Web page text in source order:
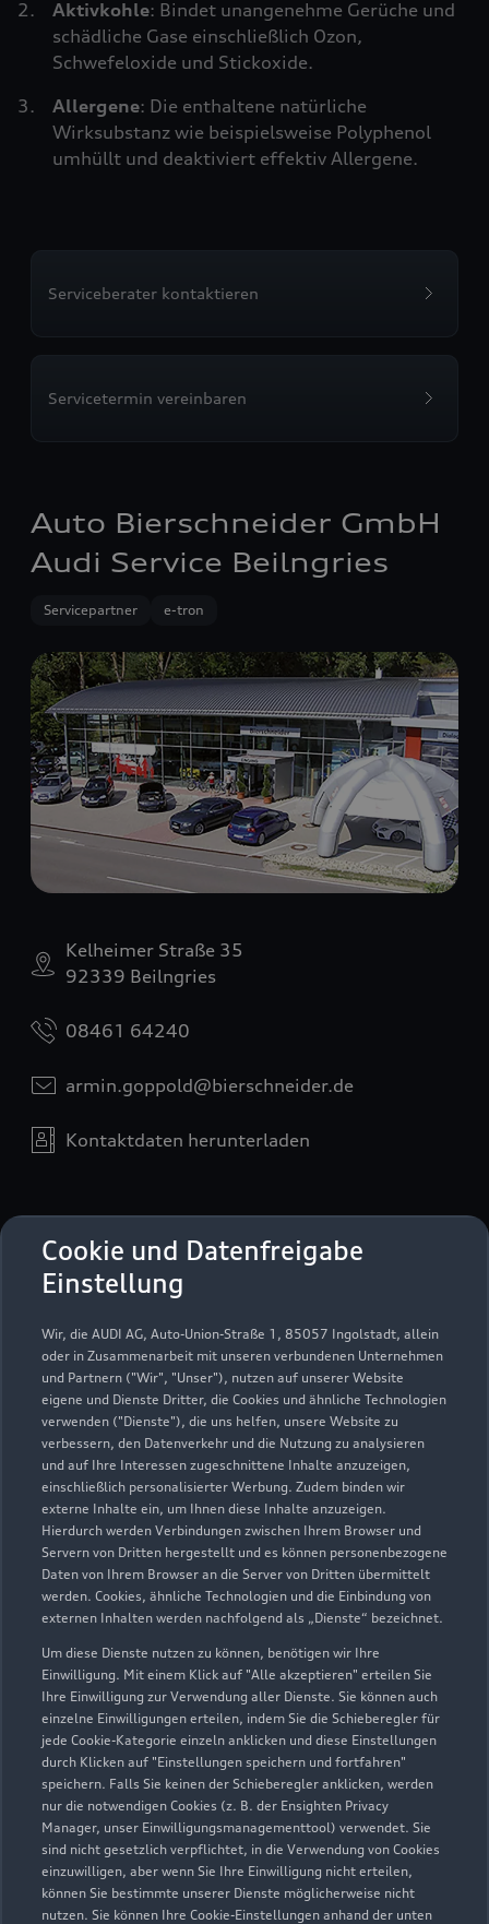
Cookie und Datenfreigabe
Einstellung
Wir, die AUDI AG, Auto-Union-Straße 1, 85057 Ingolstadt, allein
oder in Zusammenarbeit mit unseren verbundenen Unternehmen
und Partnern ("Wir", "Unser"), nutzen auf unserer Website
eigene und Dienste Dritter, die Cookies und ähnliche Technologien
verwenden ("Dienste"), die uns helfen, unsere Website zu
verbessern, den Datenverkehr und die Nutzung zu analysieren
und auf Ihre Interessen zugeschnittene Inhalte anzuzeigen,
einschließlich personalisierter Werbung. Zudem binden wir
externe Inhalte ein, um Ihnen diese Inhalte anzuzeigen.
Hierdurch werden Verbindungen zwischen Ihrem Browser und
Servern von Dritten hergestellt und es können personenbezogene
Daten von Ihrem Browser an die Server von Dritten übermittelt
werden. Cookies, ähnliche Technologien und die Einbindung von
externen Inhalten werden nachfolgend als „Dienste“ bezeichnet.
Um diese Dienste nutzen zu können, benötigen wir Ihre
Einwilligung. Mit einem Klick auf "Alle akzeptieren" erteilen Sie
Ihre Einwilligung zur Verwendung aller Dienste. Sie können auch
einzelne Einwilligungen erteilen, indem Sie die Schieberegler für
jede Cookie-Kategorie einzeln anklicken und diese Einstellungen
durch Klicken auf "Einstellungen speichern und fortfahren"
speichern. Falls Sie keinen der Schieberegler anklicken, werden
nur die notwendigen Cookies (z. B. der Ensighten Privacy
Manager, unser Einwilligungsmanagementtool) verwendet. Sie
sind nicht gesetzlich verpflichtet, in die Verwendung von Cookies
einzuwilligen, aber wenn Sie Ihre Einwilligung nicht erteilen,
können Sie bestimmte unserer Dienste möglicherweise nicht
nutzen. Sie können Ihre Cookie-Einstellungen anhand der unten
Aktivkohle: Bindet unangenehme Gerüche und
schädliche Gase einschließlich Ozon,
Schwefeloxide und Stickoxide.
Allergene: Die enthaltene natürliche
Wirksubstanz wie beispielsweise Polyphenol
umhüllt und deaktiviert effektiv Allergene.
Serviceberater kontaktieren
Servicetermin vereinbaren
Auto Bierschneider GmbH
Audi Service Beilngries
Servicepartner e-tron
Kelheimer Straße 35
92339 Beilngries
08461 64240
armin.goppold@bierschneider.de
Kontaktdaten herunterladen
Öffnungszeiten
Geschlossen ,öffnet am Freitag 08:30
Service
Geöffnet bis17:30
Zur Inspektion